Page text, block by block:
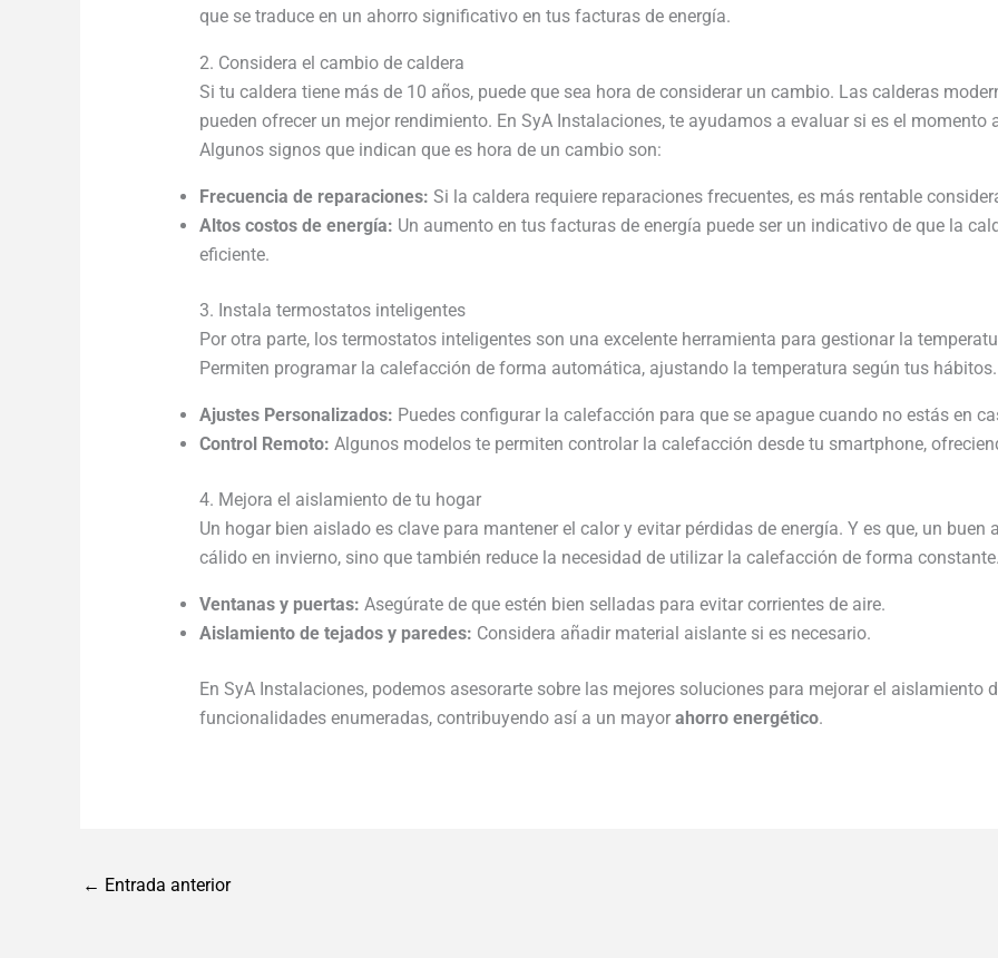
que se traduce en un ahorro significativo en tus facturas de energía.
2. Considera el cambio de caldera
Si tu caldera tiene más de 10 años, puede que sea hora de considerar un cambio. Las calderas
pueden ofrecer un mejor rendimiento. En SyA Instalaciones, te ayudamos a evaluar si es el
Algunos signos que indican que es hora de un cambio son:
Frecuencia de reparaciones: Si la caldera requiere reparaciones frecuentes, es más rentable
Altos costos de energía: Un aumento en tus facturas de energía puede ser un indicativo de que la
eficiente.
3. Instala termostatos inteligentes
Por otra parte, los termostatos inteligentes son una excelente herramienta para gestionar la
Permiten programar la calefacción de forma automática, ajustando la temperatura según tus
Ajustes Personalizados: Puedes configurar la calefacción para que se apague cuando no estás en
Control Remoto: Algunos modelos te permiten controlar la calefacción desde tu smartphone,
4. Mejora el aislamiento de tu hogar
Un hogar bien aislado es clave para mantener el calor y evitar pérdidas de energía. Y es que, un
cálido en invierno, sino que también reduce la necesidad de utilizar la calefacción de forma
Ventanas y puertas: Asegúrate de que estén bien selladas para evitar corrientes de aire.
Aislamiento de tejados y paredes: Considera añadir material aislante si es necesario.
En SyA Instalaciones, podemos asesorarte sobre las mejores soluciones para mejorar el aislamiento
funcionalidades enumeradas, contribuyendo así a un mayor ahorro energético.
← Entrada anterior